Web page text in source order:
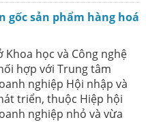
gốc sản phẩm hàng hoá
Khoa học và Công nghệ
hợp với Trung tâm
nghiệp Hội nhập và
triển, thuộc Hiệp hội
nghiệp nhỏ và vừa